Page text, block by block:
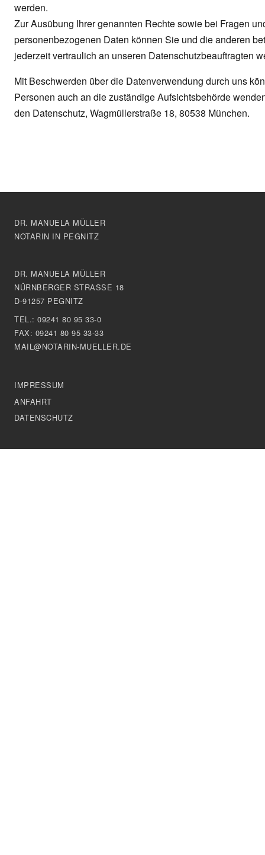
werden.
Zur Ausübung Ihrer genannten Rechte sowie bei Fragen
personenbezogenen Daten können Sie und die anderen
jederzeit vertraulich an unseren Datenschutzbeauftragten
Mit Beschwerden über die Datenverwendung durch uns
Personen auch an die zuständige Aufsichtsbehörde
den Datenschutz, Wagmüllerstraße 18, 80538 München.
DR. MANUELA MÜLLER
NOTARIN IN PEGNITZ
DR. MANUELA MÜLLER
NÜRNBERGER STRASSE 18
D-91257 PEGNITZ
TEL.:09241 80 95 33-0
FAX: 09241 80 95 33-33
MAIL@NOTARIN-MUELLER.DE
IMPRESSUM
ANFAHRT
DATENSCHUTZ